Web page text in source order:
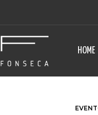
HOME